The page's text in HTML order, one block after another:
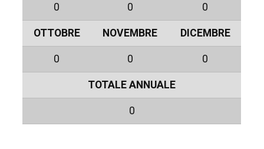
0 0 0
OTTOBRE NOVEMBRE DICEMBRE
0 0 0
TOTALE ANNUALE
0